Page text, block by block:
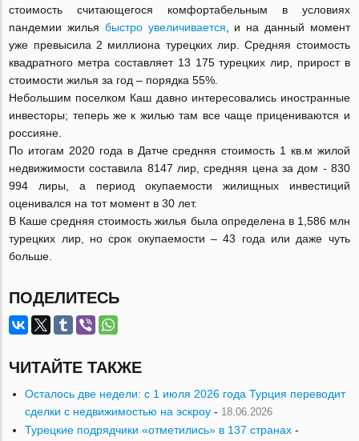
стоимость считающегося комфортабельным в условиях
пандемии жилья быстро увеличивается , и на данный момент
уже превысила 2 миллиона турецких лир. Средняя стоимость
квадратного метра составляет 13 175 турецких лир, прирост в
стоимости жилья за год – порядка 55%.
Небольшим поселком Каш давно интересовались иностранные
инвесторы; теперь же к жилью там все чаще прицениваются и
россияне.
По итогам 2020 года в Датче средняя стоимость 1 кв.м жилой
недвижимости составила 8147 лир, средняя цена за дом - 830
994 лиры, а период окупаемости жилищных инвестиций
оценивался на тот момент в 30 лет.
В Каше средняя стоимость жилья была определена в 1,586 млн
турецких лир, но срок окупаемости – 43 года или даже чуть
больше.
ПОДЕЛИТЕСЬ
ЧИТАЙТЕ ТАКЖЕ
Осталось две недели: с 1 июля 2026 года Турция переводит
сделки с недвижимостью на эскроу - 18.06.2026
Турецкие подрядчики «отметились» в 137 странах -